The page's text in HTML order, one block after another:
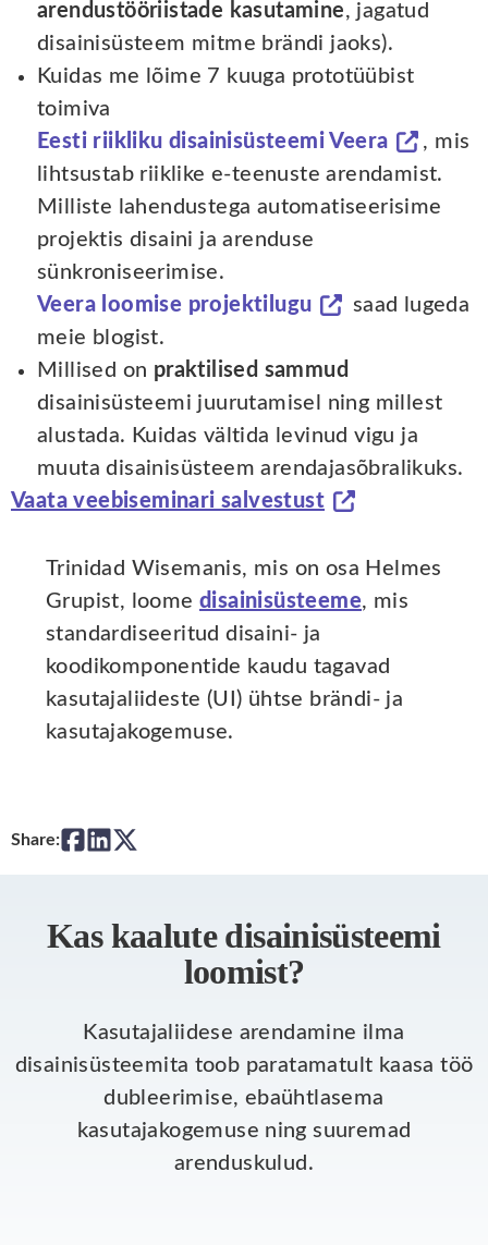
arendustööriistade kasutamine, jagatud
disainisüsteem mitme brändi jaoks).
Kuidas me lõime 7 kuuga prototüübist
toimiva
Eesti riikliku disainisüsteemi Veera
, mis
lihtsustab riiklike e-teenuste arendamist.
Milliste lahendustega automatiseerisime
projektis disaini ja arenduse
sünkroniseerimise.
Veera loomise projektilugu
saad lugeda
meie blogist.
Millised on praktilised sammud
disainisüsteemi juurutamisel ning millest
alustada. Kuidas vältida levinud vigu ja
muuta disainisüsteem arendajasõbralikuks.
Vaata veebiseminari salvestust
Trinidad Wisemanis, mis on osa Helmes
Grupist, loome disainisüsteeme, mis
standardiseeritud disaini- ja
koodikomponentide kaudu tagavad
kasutajaliideste (UI) ühtse brändi- ja
kasutajakogemuse.
Share:
Kas kaalute disainisüsteemi
loomist?
Kasutajaliidese arendamine ilma
disainisüsteemita toob paratamatult kaasa töö
dubleerimise, ebaühtlasema
kasutajakogemuse ning suuremad
arenduskulud.